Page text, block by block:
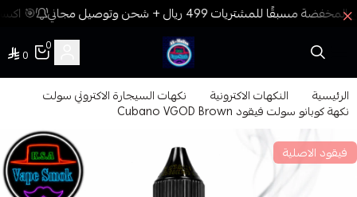
🎯
فيب المدينة
0
0
الرئيسية النكهات الاكترونية نكهات السيجارة الاكتروني سولت
نكهة كوبانو سولت فيقود Cubano VGOD Brown
فيقود الاصلية